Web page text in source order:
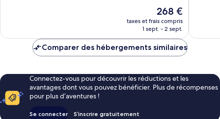
Le
nouveau
prix
de
268 €
taxes et frais compris
1 sept. - 2 sept.
Comparer des hébergements similaires
Connectez-vous pour découvrir les réductions et les
avantages dont vous pouvez bénéficier. Plus de récompenses
pour plus d’aventures !
Se connecter S’inscrire gratuitement